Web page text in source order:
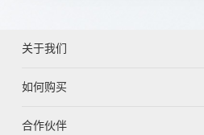
关于我们
如何购买
合作伙伴